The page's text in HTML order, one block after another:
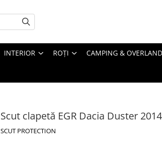
INTERIOR ROȚI CAMPING &
Scut clapetă EGR Dacia Duster
SCUT PROTECTION